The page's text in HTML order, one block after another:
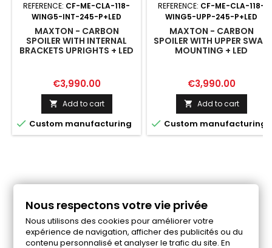
REFERENCE: CF-ME-CLA-118-
WING5-INT-245-P+LED
MAXTON - CARBON
SPOILER WITH INTERNAL
BRACKETS UPRIGHTS + LED
Price
€3,990.00
 Add to cart
 Custom manufacturing
REFERENCE: CF-ME-CLA-118-
WING5-UPP-245-P+LED
MAXTON - CARBON
SPOILER WITH UPPER SWAN
MOUNTING + LED
Price
€3,990.00
 Add to cart
 Custom manufacturing
Follow us on Facebook
Nous respectons votre vie privée
Nous utilisons des cookies pour améliorer votre
expérience de navigation, afficher des publicités ou du
contenu personnalisé et analyser le trafic du site. En